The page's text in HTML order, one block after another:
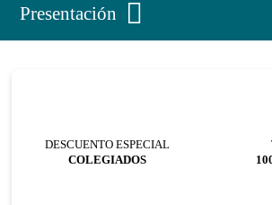
Presentación
DESCUENTO ESPECIAL
COLEGIADOS